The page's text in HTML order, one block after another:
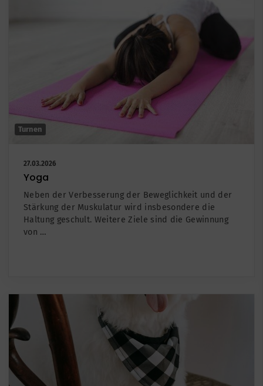
Turnen
27.03.2026
Yoga
Neben der Verbesserung der Beweglichkeit und der
Stärkung der Muskulatur wird insbesondere die
Haltung geschult. Weitere Ziele sind die Gewinnung
von …